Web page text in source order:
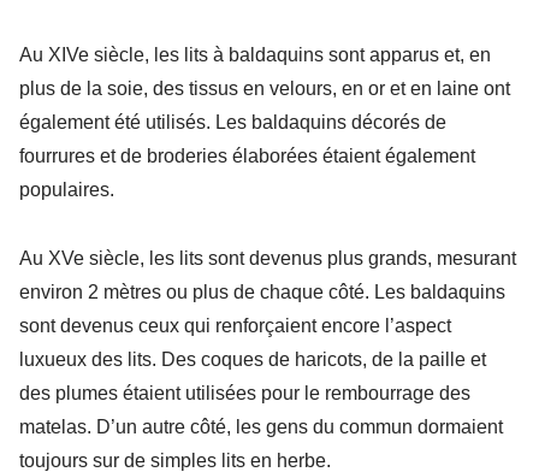
Au XIVe siècle, les lits à baldaquins sont apparus et, en
plus de la soie, des tissus en velours, en or et en laine ont
également été utilisés. Les baldaquins décorés de
fourrures et de broderies élaborées étaient également
populaires.
Au XVe siècle, les lits sont devenus plus grands, mesurant
environ 2 mètres ou plus de chaque côté. Les baldaquins
sont devenus ceux qui renforçaient encore l’aspect
luxueux des lits. Des coques de haricots, de la paille et
des plumes étaient utilisées pour le rembourrage des
matelas. D’un autre côté, les gens du commun dormaient
toujours sur de simples lits en herbe.